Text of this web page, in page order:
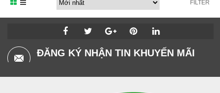
FILTER
ĐĂNG KÝ NHẬN TIN KHUYẾN MÃI